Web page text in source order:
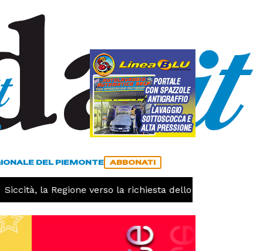
DEL PIEMONTE ABBONATI
la Regione verso la richiesta dello stato di calamità